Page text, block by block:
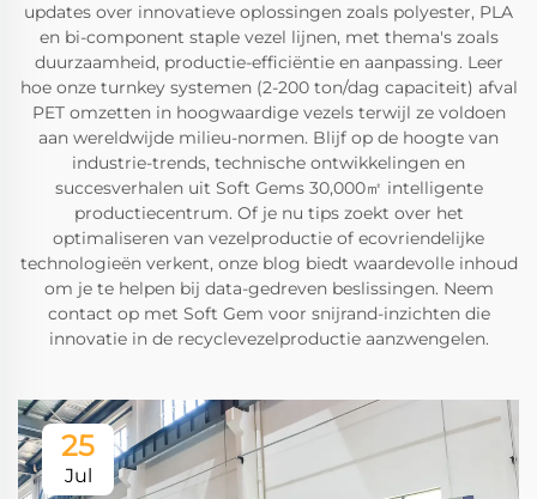
updates over innovatieve oplossingen zoals polyester, PLA
en bi-component staple vezel lijnen, met thema's zoals
duurzaamheid, productie-efficiëntie en aanpassing. Leer
hoe onze turnkey systemen (2-200 ton/dag capaciteit) afval
PET omzetten in hoogwaardige vezels terwijl ze voldoen
aan wereldwijde milieu-normen. Blijf op de hoogte van
industrie-trends, technische ontwikkelingen en
succesverhalen uit Soft Gems 30,000㎡ intelligente
productiecentrum. Of je nu tips zoekt over het
optimaliseren van vezelproductie of ecovriendelijke
technologieën verkent, onze blog biedt waardevolle inhoud
om je te helpen bij data-gedreven beslissingen. Neem
contact op met Soft Gem voor snijrand-inzichten die
innovatie in de recyclevezelproductie aanzwengelen.
25
Jul